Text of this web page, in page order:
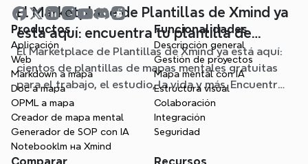
El Marketplace de Plantillas de Xmind ya
está aquí: encuentra tu plantilla de
mapa mental para cualquier situación
El Marketplace de Plantillas de Xmind ya está aquí:
cientos de plantillas de mapas mentales gratuitas
para el trabajo, el estudio, la vida y más. Encuentra
el punto de partida ideal y olvídate de la página en
blanco.
Productos
Aplicación
Web
Markdown a mapa
Doc a mapa
OPML a mapa
Creador de mapa mental
Generador de SOP con IA
Notebooklm на Xmind
Funcionalidades
Descripción general
Gestión de proyectos
Mapa mental con IA
Estructura visual
Colaboración
Integración
Seguridad
Comparar Recursos